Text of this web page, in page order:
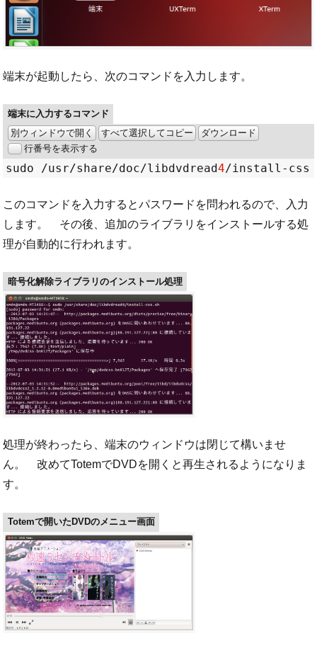
端末が起動したら、次のコマンドを入力します。
端末に入力するコマンド
別ウィンドウで開く
すべて選択してコピー
ダウンロード
行番号を表示する
sudo /usr/share/doc/libdvdread4/
このコマンドを入力するとパスワードを問われるので、入力
します。 その後、追加のライブラリをインストールする処
理が自動的に行われます。
暗号化解除ライブラリのインストール処理
処理が終わったら、端末のウィンドウは閉じて構いませ
ん。 改めてTotemでDVDを開くと再生されるようになりま
す。
Totemで開いたDVDのメニュー画面